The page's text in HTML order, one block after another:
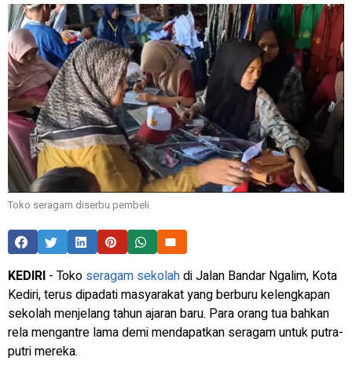
Toko seragam diserbu pembeli
KEDIRI - Toko seragam sekolahdi Jalan Bandar Ngalim, Kota
Kediri, terus dipadati masyarakat yang berburu kelengkapan
sekolah menjelang tahun ajaran baru. Para orang tua bahkan
rela mengantre lama demi mendapatkan seragam untuk putra-
putri mereka.